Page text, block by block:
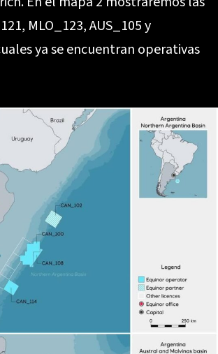
MLO_123, AUS_105 y
ya se encuentran operativas